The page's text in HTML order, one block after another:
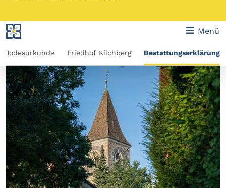
Menü
Todesurkunde Friedhof Kilchberg Bestattungserklärung